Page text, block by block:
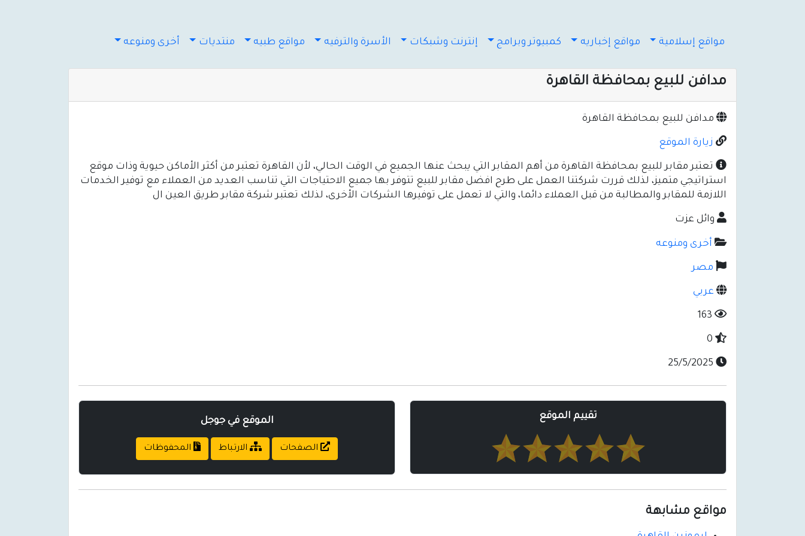
مواقع إسلامية مواقع إخباريه كمبيوتر وبرامج إنترنت وشبكات الأسرة والترفيه مواقع طبيه منتديات أخرى ومنوعه
مدافن للبيع بمحافظة القاهرة
مدافن للبيع بمحافظة القاهرة
زيارة الموقع
تعتبر مقابر للبيع بمحافظة القاهرة من أهم المقابر التي يبحث عنها الجميع في الوقت الحالي، لأن القاهرة تعتبر من أكثر الأماكن حيوية وذات موقع
استراتيجي متميز، لذلك قررت شركتنا العمل على طرح افضل مقابر للبيع تتوفر بها جميع الاحتياجات التي تناسب العديد من العملاء مع توفير الخدمات
اللازمة للمقابر والمطالبة من قبل العملاء دائما، والتي لا تعمل على توفيرها الشركات الأخرى، لذلك تعتبر شركة مقابر طريق العين ال
وائل عزت
أخرى ومنوعه
مصر
عربي
تقييم الموقع الموقع في جوجل
الصفحات الارتباط المحفوظات
مواقع مشابهة